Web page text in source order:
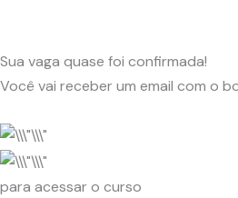
Sua vaga quase foi confirmada!
Você vai receber um email com o
para acessar o curso